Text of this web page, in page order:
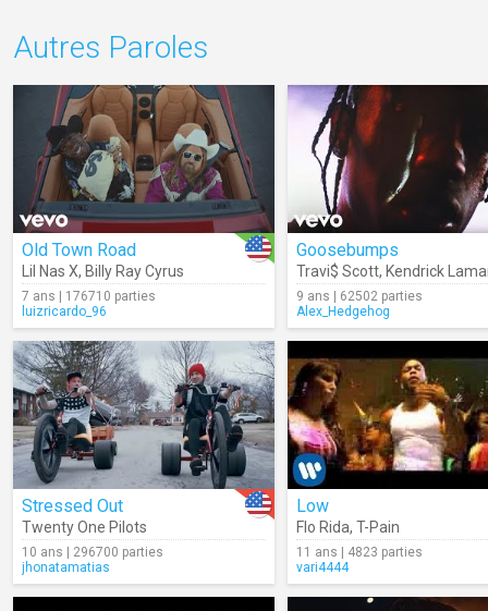
Autres Paroles
Old Town Road
Lil Nas X, Billy Ray Cyrus
7 ans | 176710 parties
luizricardo_96
Goosebumps
Travi$ Scott, Kendrick
9 ans | 62502 parties
Alex_Hedgehog
Stressed Out
Twenty One Pilots
10 ans | 296700 parties
jhonatamatias
Low
Flo Rida, T-Pain
11 ans | 4823 parties
vari4444